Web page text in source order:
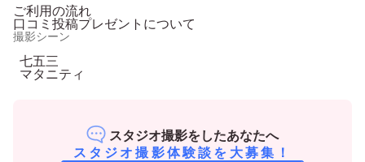
ご利用の流れ
口コミ投稿プレゼントについて
撮影シーン
七五三
マタニティ
スタジオ撮影をしたあなたへ
スタジオ撮影体験談を大募集！